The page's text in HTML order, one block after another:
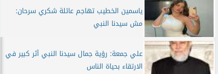
ياسمين الخطيب تهاجم عائلة شكري سرحان:
مش سيدنا النبي
علي جمعة: رؤية جمال سيدنا النبي أثر كبير في
الارتقاء بحياة الناس